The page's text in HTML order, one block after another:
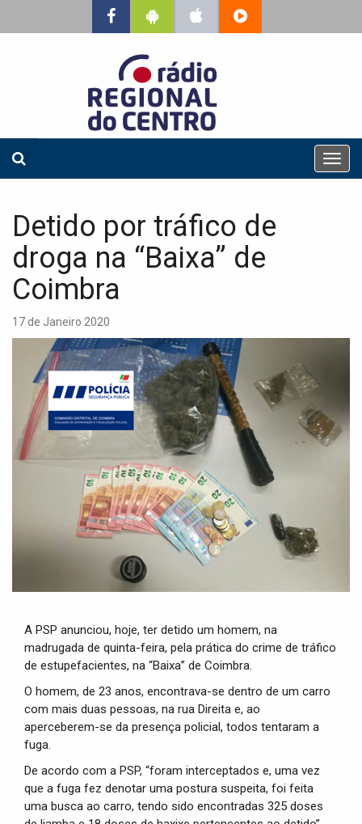
T
o
n
Detido por tráfico de
droga na “Baixa” de
Coimbra
17 de Janeiro 2020
A PSP anunciou, hoje, ter detido um homem, na
madrugada de quinta-feira, pela prática do crime de tráfico
de estupefacientes, na “Baixa” de Coimbra.
O homem, de 23 anos, encontrava-se dentro de um carro
com mais duas pessoas, na rua Direita e, ao
aperceberem-se da presença policial, todos tentaram a
fuga.
De acordo com a PSP, “foram interceptados e, uma vez
que a fuga fez denotar uma postura suspeita, foi feita
uma busca ao carro, tendo sido encontradas 325 doses